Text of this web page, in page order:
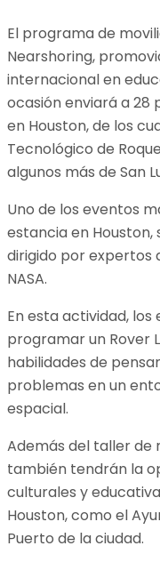
El programa de
Nearshoring,
internacional en
ocasión enviará a 28
en Houston, de los
Tecnológico de
algunos más de San
Uno de los eventos
estancia en Houston,
dirigido por expertos
NASA.
En esta actividad,
programar un Rover
habilidades de
problemas en un
espacial.
Además del taller
también tendrán la
culturales y
Houston, como el
Puerto de la ciudad.